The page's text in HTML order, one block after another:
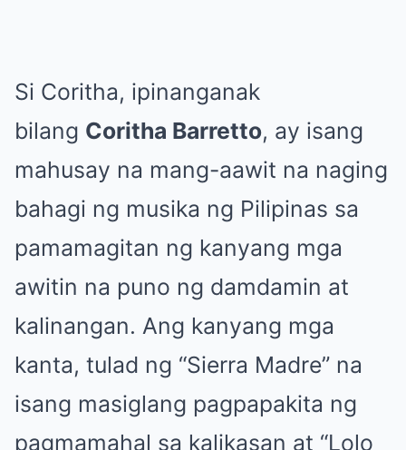
Si Coritha, ipinanganak
bilang Coritha Barretto, ay isang
mahusay na mang-aawit na naging
bahagi ng musika ng Pilipinas sa
pamamagitan ng kanyang mga
awitin na puno ng damdamin at
kalinangan. Ang kanyang mga
kanta, tulad ng “Sierra Madre” na
isang masiglang pagpapakita ng
pagmamahal sa kalikasan at “Lolo